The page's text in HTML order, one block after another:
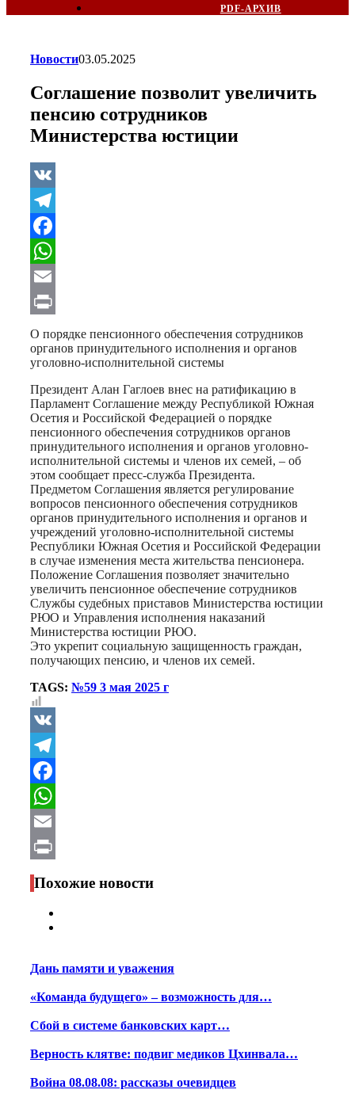
PDF-АРХИВ
Новости03.05.2025
Соглашение позволит увеличить
пенсию сотрудников
Министерства юстиции
VK
Telegram
Facebook
WhatsApp
Email
Print
О порядке пенсионного обеспечения сотрудников
органов принудительного исполнения и органов
уголовно-исполнительной системы
Президент Алан Гаглоев внес на ратификацию в
Парламент Соглашение между Республикой Южная
Осетия и Российской Федерацией о порядке
пенсионного обеспечения сотрудников органов
принудительного исполнения и органов уголовно-
исполнительной системы и членов их семей, – об
этом сообщает пресс-служба Президента.
Предметом Соглашения является регулирование
вопросов пенсионного обеспечения сотрудников
органов принудительного исполнения и органов и
учреждений уголовно-исполнительной системы
Республики Южная Осетия и Российской Федерации
в случае изменения места жительства пенсионера.
Положение Соглашения позволяет значительно
увеличить пенсионное обеспечение сотрудников
Службы судебных приставов Министерства юстиции
РЮО и Управления исполнения наказаний
Министерства юстиции РЮО.
Это укрепит социальную защищенность граждан,
получающих пенсию, и членов их семей.
TAGS: №59 3 мая 2025 г
VK
Telegram
Facebook
WhatsApp
Email
Print
Похожие новости
Дань памяти и уважения
«Команда будущего» – возможность для…
Сбой в системе банковских карт…
Верность клятве: подвиг медиков Цхинвала…
Война 08.08.08: рассказы очевидцев